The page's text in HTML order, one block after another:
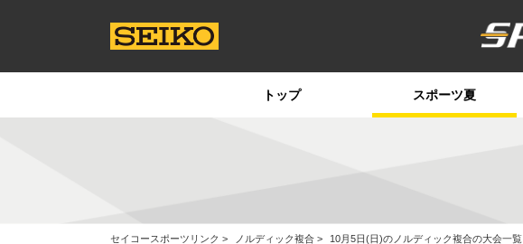
トップ スポーツ夏
セイコースポーツリンク ノルディック複合 10月5日(日)のノルディック複合の大会一覧